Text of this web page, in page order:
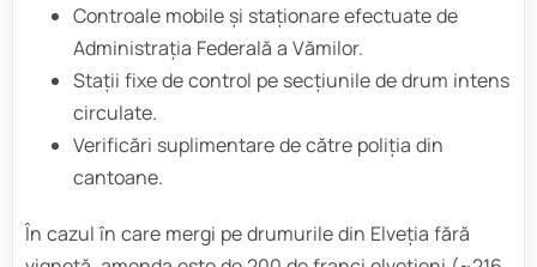
Controale mobile și staționare efectuate de
Administrația Federală a Vămilor.
Stații fixe de control pe secțiunile de drum intens
circulate.
Verificări suplimentare de către poliția din
cantoane.
În cazul în care mergi pe drumurile din Elveția fără